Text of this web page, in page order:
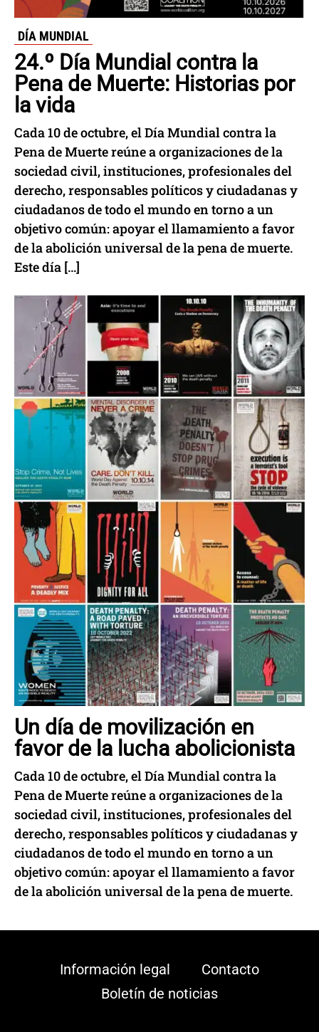
DÍA MUNDIAL
24.º Día Mundial contra la
Pena de Muerte: Historias por
la vida
Cada 10 de octubre, el Día Mundial contra la
Pena de Muerte reúne a organizaciones de la
sociedad civil, instituciones, profesionales del
derecho, responsables políticos y ciudadanas y
ciudadanos de todo el mundo en torno a un
objetivo común: apoyar el llamamiento a favor
de la abolición universal de la pena de muerte.
Este día […]
Un día de movilización en
favor de la lucha abolicionista
Cada 10 de octubre, el Día Mundial contra la
Pena de Muerte reúne a organizaciones de la
sociedad civil, instituciones, profesionales del
derecho, responsables políticos y ciudadanas y
ciudadanos de todo el mundo en torno a un
objetivo común: apoyar el llamamiento a favor
de la abolición universal de la pena de muerte.
Información legal
Contacto
Boletín de noticias